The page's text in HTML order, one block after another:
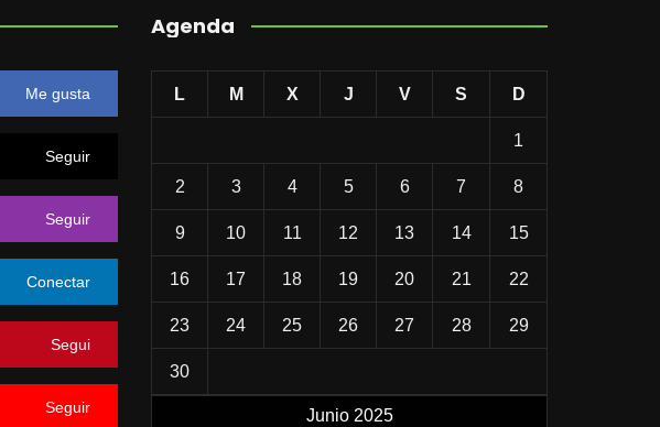
Me gusta
Seguir
Seguir
Conectar
Segui
Seguir
Agenda
Junio 2025
L M X J V S D
1
2 3 4 5 6 7 8
9 10 11 12 13 14 15
16 17 18 19 20 21 22
23 24 25 26 27 28 29
30